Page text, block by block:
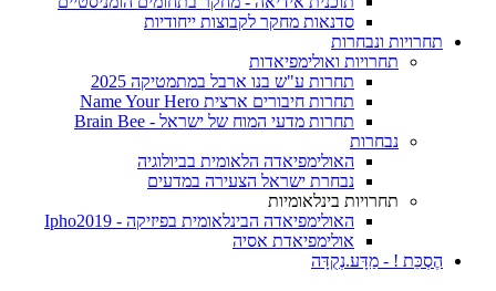
סדנאות מחקר לקבוצות ייחודיות
תחרויות ונבחרות
תחרויות ואולימפיאדות
תחרות ע"ש בנו ארבל במתמטיקה 2025
תחרות חיבורים ארצית Name Your Hero
תחרות מדעי המוח של ישראל - Brain Bee
נבחרות
האולימפיאדה הלאומית בביולוגיה
נבחרת ישראל הצעירה במדעים
תחרויות בינלאומיות
האולימפיאדה הבינלאומית בפיזיקה - Ipho2019
אולימפיאדת אסיה
הֶסְכֵּת ! - מַדָּע.נְקֻדָּה